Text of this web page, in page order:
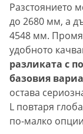
Разстоянието
до 2680 мм, а
4548 мм.
удобното
разликата с
базовия
остава
L повтаря
по-малко